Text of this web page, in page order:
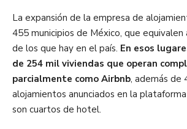
La expansión de la empresa de
455 municipios de México, que
de los que hay en el país. En esos
de 254 mil viviendas que operan
parcialmente como Airbnb, además de
alojamientos anunciados en la
son cuartos de hotel.